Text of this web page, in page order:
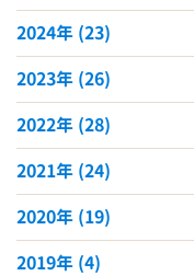
2024年 (23)
2023年 (26)
2022年 (28)
2021年 (24)
2020年 (19)
2019年 (4)